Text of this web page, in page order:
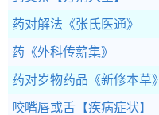
药对解法 《张氏医通》
药 《外科传薪集》
药对岁物药品 《新修本草》
咬嘴唇或舌 【疾病症状】